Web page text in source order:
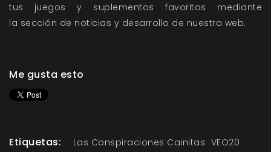
tus juegos y suplementos favoritos mediante
la sección de noticias y desarrollo de nuestra web.
Me gusta esto
Etiquetas: Las Conspiraciones Cainitas VEO20